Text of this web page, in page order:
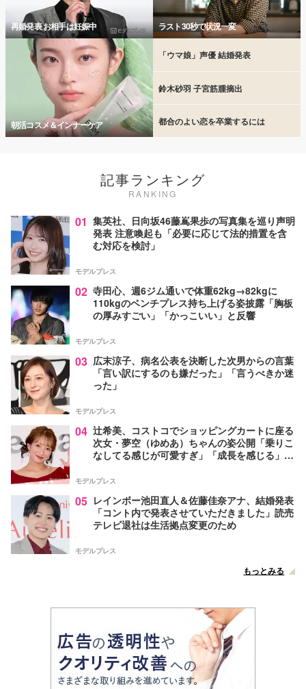
再婚発表 お相手は妊娠中 ラスト30秒で状況一変
朝活コスメ＆インナーケア
「ウマ娘」声優 結婚発表
鈴木砂羽 子宮筋腫摘出
都合のよい恋を卒業するには
記事ランキング
RANKING
01 集英社、日向坂46藤嶌果歩の写真集を巡り声明
発表 注意喚起も「必要に応じて法的措置を含
む対応を検討」
モデルプレス
02 寺田心、週6ジム通いで体重62kg→82kgに
110kgのベンチプレス持ち上げる姿披露「胸板
の厚みすごい」「かっこいい」と反響
モデルプレス
03 広末涼子、病名公表を決断した次男からの言葉
「言い訳にするのも嫌だった」「言うべきか迷
った」
モデルプレス
04 辻希美、コストコでショッピングカートに座る
次女・夢空（ゆめあ）ちゃんの姿公開「乗りこ
なしてる感じが可愛すぎ」「成長を感じる」の
モデルプレス
05 レインボー池田直人＆佐藤佳奈アナ、結婚発表
「コント内で発表させていただきました」読売
テレビ退社は生活拠点変更のため
モデルプレス
もっとみる